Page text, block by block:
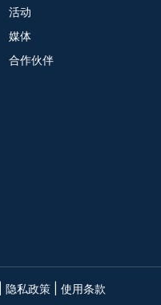
活动
媒体
合作伙伴
隐私政策 使用条款